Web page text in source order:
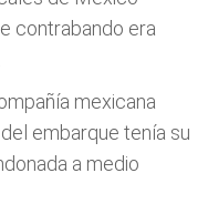
contrabando era
mexicana
embarque tenía su
a medio